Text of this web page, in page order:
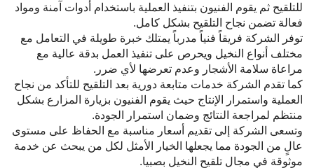
للتلقيح ثم يقوم الفنيون بتنفيذ العملية باستخدام أدوات آمنة ومواد
فعالة تضمن نجاح التلقيح بشكل كامل.
توفر الشركة فريقاً فنياً مدرباً يمتلك خبرة طويلة في التعامل مع
مختلف أنواع النخيل ويحرص على تنفيذ العمل بدقة عالية مع
مراعاة سلامة الأشجار وعدم تعرضها لأي ضرر.
كما تقدم الشركة خدمات متابعة دورية بعد التلقيح للتأكد من نجاح
العملية واستمرار الإنتاج حيث يقوم الفنيون بزيارة المزارع بشكل
منتظم لمراجعة النتائج وضمان استمرار الجودة.
وتسعى الشركة إلى تقديم أسعار مناسبة مع الحفاظ على مستوى
عالٍ من الجودة مما يجعلها الخيار الأمثل لكل من يبحث عن خدمة
موثوقة في مجال تلقيح النخيل بصبيا.